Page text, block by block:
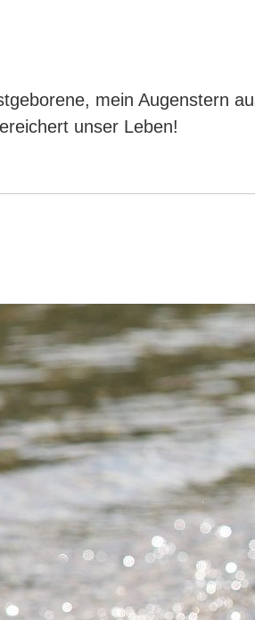
mein Augenstern
unser Leben!